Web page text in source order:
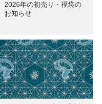
2026年の初売り・福袋の
お知らせ